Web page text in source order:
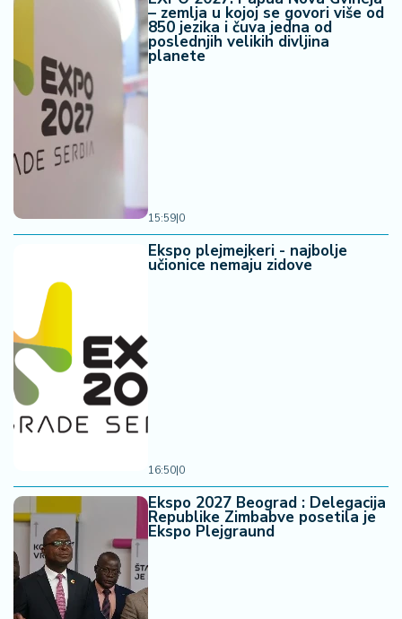
– zemlja u kojoj se govori više od
850 jezika i čuva jedna od
poslednjih velikih divljina
planete
15:59|0
Ekspo plejmejkeri - najbolje
učionice nemaju zidove
16:50|0
Ekspo 2027 Beograd : Delegacija
Republike Zimbabve posetila je
Ekspo Plejgraund